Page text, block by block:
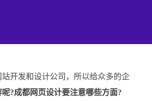
开发和设计公司，所以给众多的企
?成都网页设计要注意哪些方面?